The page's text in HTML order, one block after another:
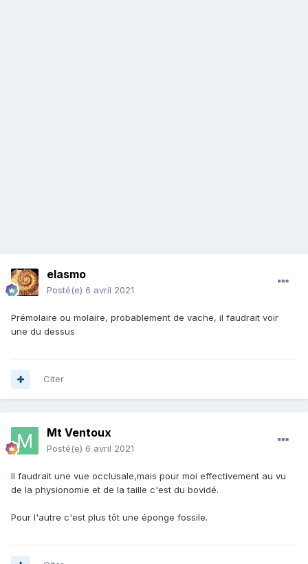
elasmo
Posté(e) 6 avril 2021
Prémolaire ou molaire, probablement de vache, il faudrait voir
une du dessus
Citer
Mt Ventoux
Posté(e) 6 avril 2021
Il faudrait une vue occlusale,mais pour moi effectivement au vu
de la physionomie et de la taille c'est du bovidé.
Pour l'autre c'est plus tôt une éponge fossile.